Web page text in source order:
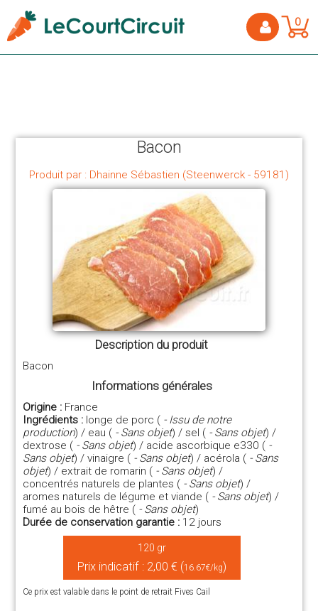
0
Bacon
Produit par : Dhainne Sébastien (Steenwerck - 59181)
Description du produit
Bacon
Informations générales
Origine : France
Ingrédients : longe de porc ( - Issu de notre
production) / eau ( - Sans objet) / sel ( - Sans objet) /
dextrose ( - Sans objet) / acide ascorbique e330 ( -
Sans objet) / vinaigre ( - Sans objet) / acérola ( - Sans
objet) / extrait de romarin ( - Sans objet) /
concentrés naturels de plantes ( - Sans objet) /
aromes naturels de légume et viande ( - Sans objet) /
fumé au bois de hêtre ( - Sans objet)
Durée de conservation garantie : 12 jours
120 gr
Prix indicatif : 2,00 € (16.67€/kg)
Ce prix est valable dans le point de retrait Fives Cail